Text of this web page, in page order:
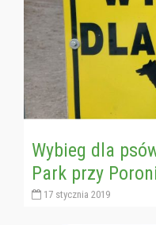
Wybieg dla
Park przy
17 stycznia 2019